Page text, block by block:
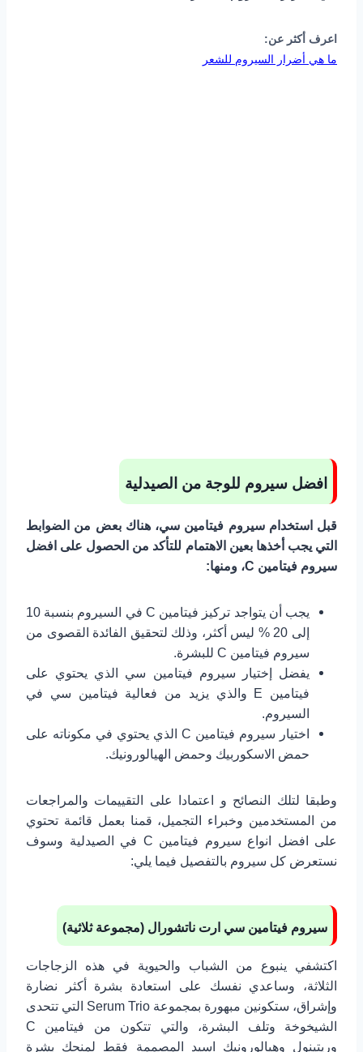
اعرف أكثر عن:
ما هي أضرار السيروم للشعر
افضل سيروم للوجة من الصيدلية
قبل استخدام سيروم فيتامين سي، هناك بعض من الضوابط
التي يجب أخذها بعين الاهتمام للتأكد من الحصول على افضل
سيروم فيتامين C، ومنها:
يجب أن يتواجد تركيز فيتامين C في السيروم بنسبة 10
إلى 20 % ليس أكثر، وذلك لتحقيق الفائدة القصوى من
سيروم فيتامين C للبشرة.
يفضل إختيار سيروم فيتامين سي الذي يحتوي على
فيتامين E والذي يزيد من فعالية فيتامين سي في
السيروم.
اختيار سيروم فيتامين C الذي يحتوي في مكوناته على
حمض الاسكوربيك وحمض الهيالورونيك.
وطبقا لتلك النصائح و اعتمادا على التقييمات والمراجعات
من المستخدمين وخبراء التجميل، قمنا بعمل قائمة تحتوي
على افضل انواع سيروم فيتامين C في الصيدلية وسوف
نستعرض كل سيروم بالتفصيل فيما يلي:
سيروم فيتامين سي ارت ناتشورال (مجموعة ثلاثية)
اكتشفي ينبوع من الشباب والحيوية في هذه الزجاجات
الثلاثة، وساعدي نفسك على استعادة بشرة أكثر نضارة
وإشراق، ستكونين مبهورة بمجموعة Serum Trio التي تتحدى
الشيخوخة وتلف البشرة، والتي تتكون من فيتامين C
وريتينول وهيالورونيك اسيد المصممة فقط لمنحك بشرة